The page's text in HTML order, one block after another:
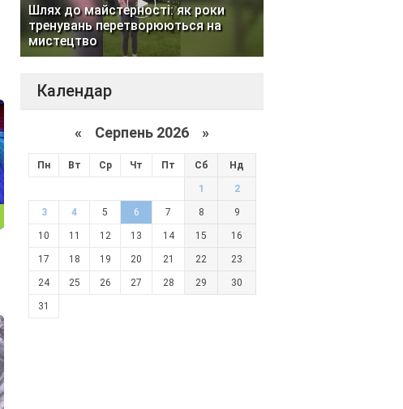
Шлях до майстерності: як роки
тренувань перетворюються на
мистецтво
Календар
« Серпень 2026 »
Пн Вт Ср Чт Пт Сб Нд
1 2
3 4 5 6 7 8 9
10 11 12 13 14 15 16
17 18 19 20 21 22 23
24 25 26 27 28 29 30
31